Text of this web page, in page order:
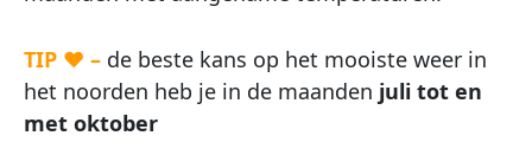
TIP ♥ – de beste kans op het mooiste weer in
het noorden heb je in de maanden juli tot en
met oktober